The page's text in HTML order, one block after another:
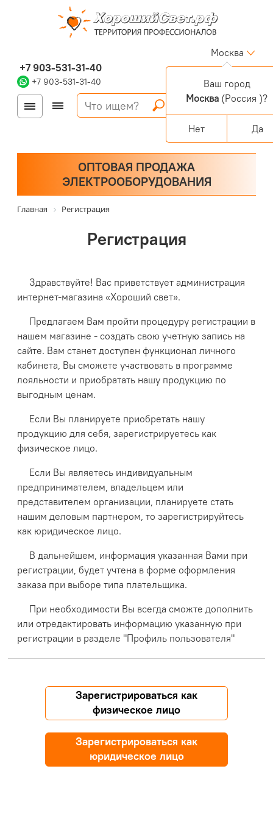
+7 903-531-31-40
+7 903-531-31-40
Москва
Войти
Регистрация
Корзина
0 позиций
Персональный раздел
ОПТОВАЯ ПРОДАЖА
ЭЛЕКТРООБОРУДОВАНИЯ
Главная Регистрация
Регистрация
Здравствуйте! Вас приветствует администрация
интернет-магазина «Хороший свет».
Предлагаем Вам пройти процедуру регистрации в
нашем магазине - создать свою учетную запись на
сайте. Вам станет доступен функционал личного
кабинета, Вы сможете участвовать в программе
лояльности и приобратать нашу продукцию по
выгодным ценам.
Если Вы планируете приобретать нашу
продукцию для себя, зарегистрируетесь как
физическое лицо.
Если Вы являетесь индивидуальным
предпринимателем, владельцем или
представителем организации, планируете стать
нашим деловым партнером, то зарегистрируйтесь
как юридическое лицо.
В дальнейшем, информация указанная Вами при
регистрации, будет учтена в форме оформления
заказа при выборе типа плательщика.
При необходимости Вы всегда сможте дополнить
или отредактировать информацию указанную при
регистрации в разделе "Профиль пользователя"
Зарегистрироваться как
физическое лицо
Зарегистрироваться как
юридическое лицо
Ваш город
Москва (Россия )?
Нет Да